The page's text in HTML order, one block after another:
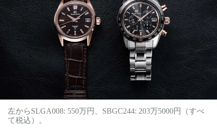
左からSLGA008: 550万円、SBGC244: 203万5000円（すべ
て税込）。